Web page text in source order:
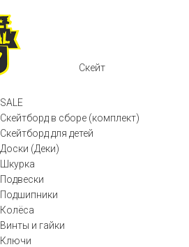
Скейт
SALE
Скейтборд в сборе (комплект)
Скейтборд для детей
Доски (Деки)
Шкурка
Подвески
Подшипники
Колёса
Винты и гайки
Ключи